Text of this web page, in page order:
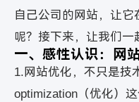
自己公司的网站，让
呢？接下来，让我们一
一、感性认识：网
1.网站优化，不只是技
optimization（优化）